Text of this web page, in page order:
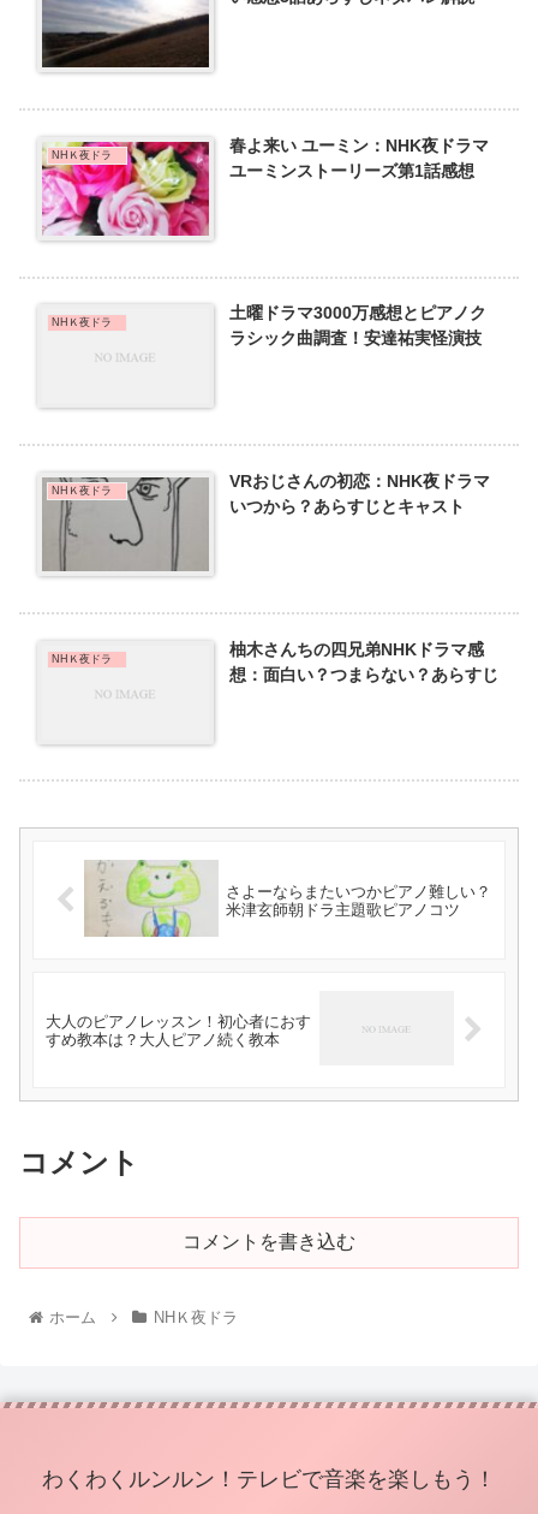
NHＫ夜ドラ
春よ来い ユーミン：NHK夜ドラマ
ユーミンストーリーズ第1話感想
NHＫ夜ドラ
土曜ドラマ3000万感想とピアノク
ラシック曲調査！安達祐実怪演技
NHＫ夜ドラ
VRおじさんの初恋：NHK夜ドラマ
いつから？あらすじとキャスト
NHＫ夜ドラ
柚木さんちの四兄弟NHKドラマ感
想：面白い？つまらない？あらすじ
さよーならまたいつかピアノ難しい？
米津玄師朝ドラ主題歌ピアノコツ
大人のピアノレッスン！初心者におす
すめ教本は？大人ピアノ続く教本
コメント
コメントを書き込む
ホーム NHＫ夜ドラ
わくわくルンルン！テレビで音楽を楽しもう！